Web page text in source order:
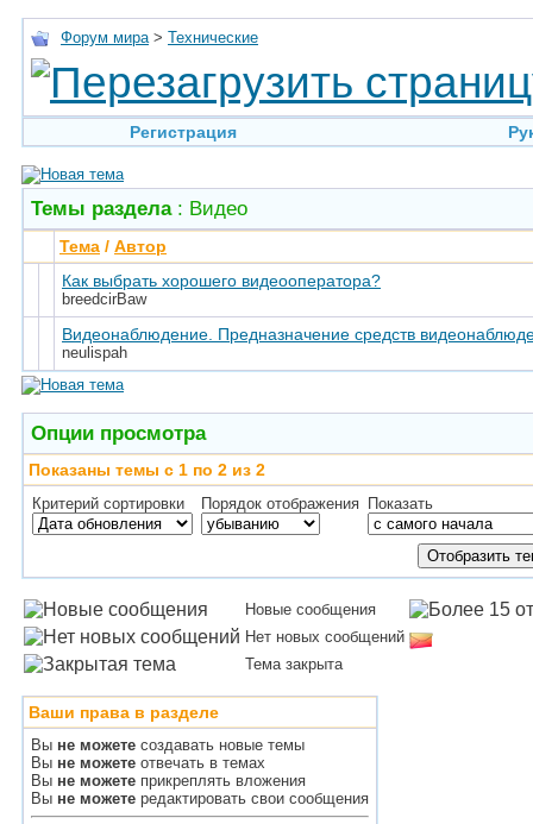
Форум мира > Технические
Регистрация
Темы раздела: Видео
Тема / Автор
Как выбрать хорошего видеооператора?
breedcirBaw
Видеонаблюдение. Предназначение средств
neulispah
Опции просмотра
Показаны темы с 1 по 2 из 2
Критерий сортировки Порядок отображения Показать
Новые сообщения
Нет новых сообщений
Тема закрыта
Ваши права в разделе
Вы не можете создавать новые темы
Вы не можете отвечать в темах
Вы не можете прикреплять вложения
Вы не можете редактировать свои сообщения